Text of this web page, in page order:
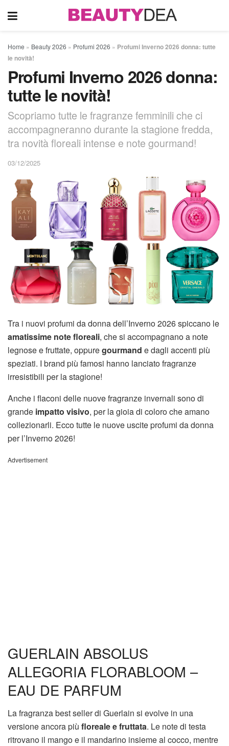
Home » Beauty 2026 » Profumi 2026 » Profumi Inverno 2026 donna: tutte
le novità!
Profumi Inverno 2026 donna:
tutte le novità!
Scopriamo tutte le fragranze femminili che ci
accompagneranno durante la stagione fredda,
tra novità floreali intense e note gourmand!
03/12/2025
Tra i nuovi profumi da donna dell’Inverno 2026 spiccano le
amatissime note floreali, che si accompagnano a note
legnose e fruttate, oppuregourmand e dagli accenti più
speziati. I brand più famosi hanno lanciato fragranze
irresistibili per la stagione!
Anche i flaconi delle nuove fragranze invernali sono di
grande impatto visivo, per la gioia di coloro che amano
collezionarli. Ecco tutte le nuove uscite profumi da donna
per l’Inverno 2026!
Advertisement
GUERLAIN ABSOLUS
ALLEGORIA FLORABLOOM –
EAU DE PARFUM
La fragranza best seller di Guerlain si evolve in una
versione ancora più floreale e fruttata. Le note di testa
ritrovano il mango e il mandarino insieme al cocco, mentre